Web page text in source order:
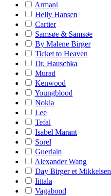
Armani
Helly Hansen
Cartier
Samsøe & Samsøe
By Malene Birger
Ticket to Heaven
Dr. Hauschka
Murad
Kenwood
Youngblood
Nokia
Lee
Tefal
Isabel Marant
Sorel
Guerlain
Alexander Wang
Day Birger et Mikkelsen
Iittala
Vagabond